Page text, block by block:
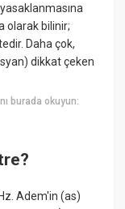
olarak bilinir;
Daha çok,
dikkat çeken
burada okuyun:
Adem'in (as)